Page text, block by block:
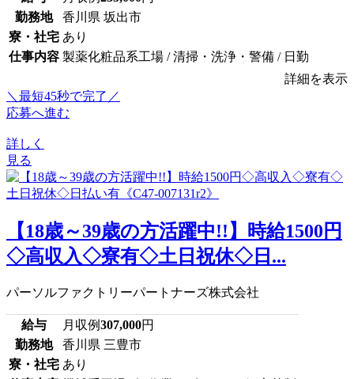
勤務地
香川県 坂出市
寮・社宅 あり
仕事内容 製薬化粧品系工場 / 清掃・洗浄・警備 / 日勤
詳細を表示
＼最短45秒で完了／
応募へ進む
詳しく
見る
【18歳～39歳の方活躍中!!】時給1500円
◇高収入◇寮有◇土日祝休◇日...
パーソルファクトリーパートナーズ株式会社
給与 月収例307,000円
勤務地
香川県 三豊市
寮・社宅 あり